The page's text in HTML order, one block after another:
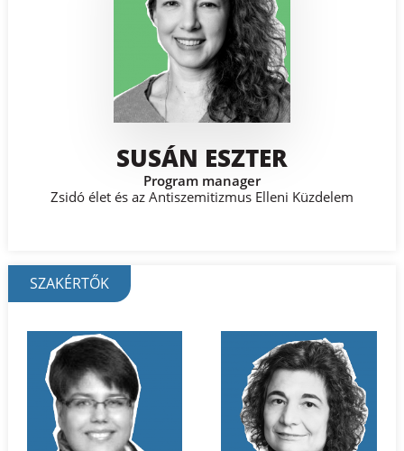
SUSÁN ESZTER
Program manager
Zsidó élet és az Antiszemitizmus Elleni Küzdelem
SZAKÉRTŐK